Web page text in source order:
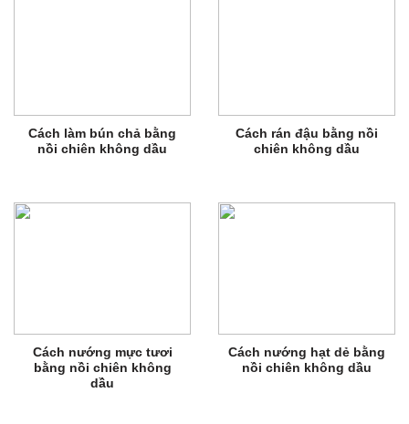
Cách làm bún chả bằng
nồi chiên không dầu
Cách rán đậu bằng nồi
chiên không dầu
Cách nướng mực tươi
bằng nồi chiên không
dầu
Cách nướng hạt dẻ bằng
nồi chiên không dầu